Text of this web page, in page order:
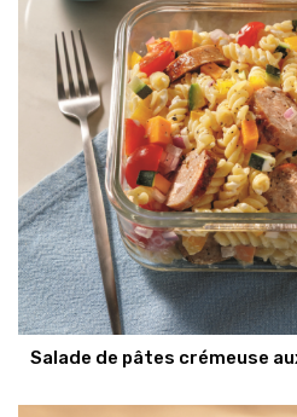
Salade de pâtes crémeuse